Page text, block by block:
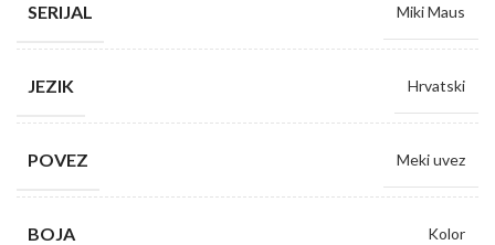
SERIJAL Miki Maus
JEZIK Hrvatski
POVEZ Meki uvez
BOJA Kolor